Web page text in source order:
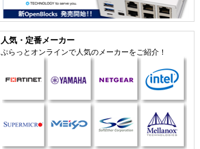
人気・定番メーカー
ぷらっとオンラインで人気のメーカーをご紹介！